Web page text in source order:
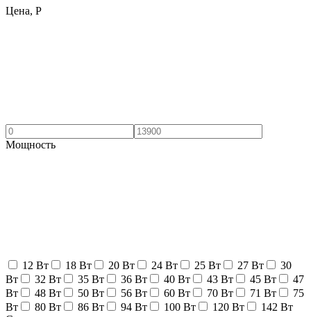
Цена, Р
Мощность
12 Вт 18 Вт 20 Вт 24 Вт 25 Вт 27 Вт
30
Вт
32 Вт 35 Вт 36 Вт 40 Вт 43 Вт 45 Вт
47
Вт
48 Вт 50 Вт 56 Вт 60 Вт 70 Вт 71 Вт
75
Вт
80 Вт 86 Вт 94 Вт 100 Вт 120 Вт
142 Вт